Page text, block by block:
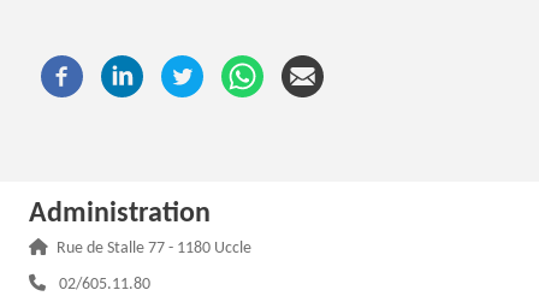
Administration
Adresse :
Rue de Stalle 77 - 1180 Uccle
Téléphone :
02/605.11.80